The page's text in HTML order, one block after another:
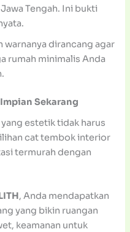
Tengah. Ini bukti
warnanya dirancang agar
rumah minimalis Anda
Sekarang
estetik tidak harus
cat tembok interior
termurah dengan
, Anda mendapatkan
yang bikin ruangan
keamanan untuk